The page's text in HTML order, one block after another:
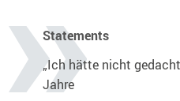
Statements
„Ich hätte nicht
Jahre